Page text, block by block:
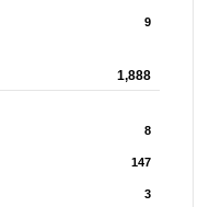
9
1,888
8
147
3